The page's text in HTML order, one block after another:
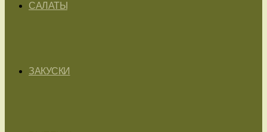
САЛАТЫ
ЗАКУСКИ